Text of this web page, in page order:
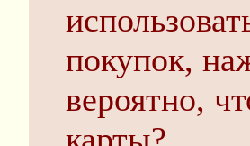
покупок,
вероятно,